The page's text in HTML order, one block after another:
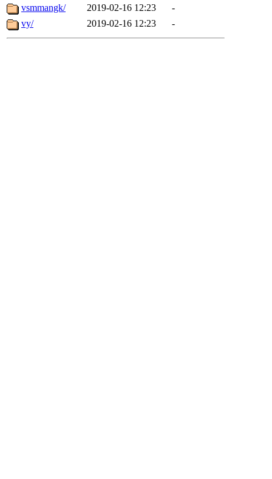
vsmmangk/
2019-02-16 12:23
-
vy/
2019-02-16 12:23 -